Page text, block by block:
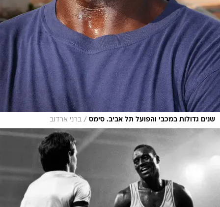
שנים גדולות במכבי והפועל תל אביב. סימס / ברני ארדוב